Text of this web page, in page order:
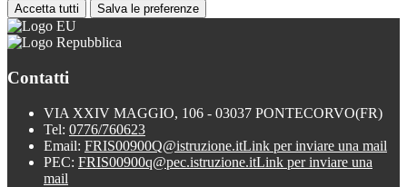
Accetta tutti Salva le preferenze
Contatti
VIA XXIV MAGGIO, 106 - 03037 PONTECORVO(FR)
Tel: 0776/760623
Email: FRIS00900Q@istruzione.itLink per inviare una mail
PEC: FRIS00900q@pec.istruzione.itLink per inviare una
mail